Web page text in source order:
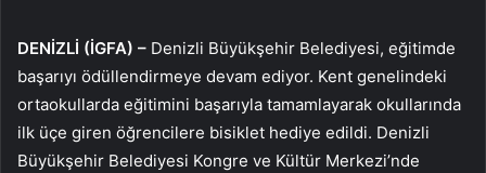
DENİZLİ (İGFA) – Denizli Büyükşehir Belediyesi, eğitimde
başarıyı ödüllendirmeye devam ediyor. Kent genelindeki
ortaokullarda eğitimini başarıyla tamamlayarak okullarında
ilk üçe giren öğrencilere bisiklet hediye edildi. Denizli
Büyükşehir Belediyesi Kongre ve Kültür Merkezi’nde